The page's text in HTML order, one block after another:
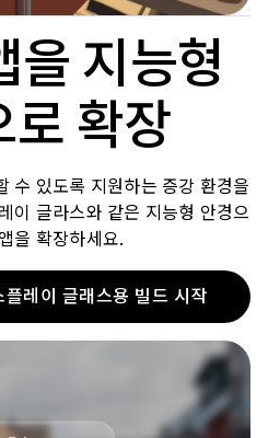
을 지능형
로 확장
수 있도록 지원하는 증강 환경을
이 글라스와 같은 지능형 안경으
을 확장하세요.
레이 글래스용 빌드 시작